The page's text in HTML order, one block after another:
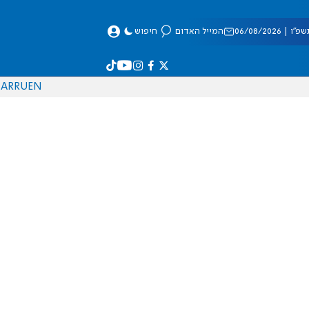
08/2026 המייל האדום חיפוש
EN
RU
AR